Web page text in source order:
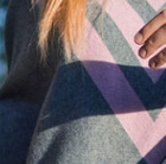
Wool Parka